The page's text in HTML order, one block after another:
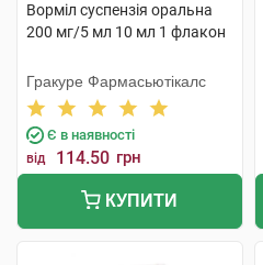
Ворміл суспензія оральна
200 мг/5 мл 10 мл 1 флакон
Гракуре Фармасьютікалс
Є в наявності
від 114.50 грн
КУПИТИ